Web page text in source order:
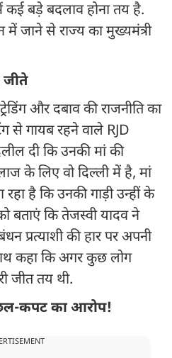
कई बड़े बदलाव होना तय है.
जाने से राज्य का मुख्यमंत्री
जीते
और दबाव की राजनीति का
से गायब रहने वाले RJD
दी कि उनकी मां की
के लिए वो दिल्ली में है, मां
है कि उनकी गाड़ी उन्हीं के
बताएं कि तेजस्वी यादव ने
प्रत्याशी की हार पर अपनी
कहा कि अगर कुछ लोग
जीत तय थी.
कपट का आरोप!